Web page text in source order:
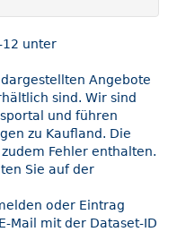
12 unter
Angebote
sind. Wir sind
und führen
zu Kaufland. Die
Fehler enthalten.
Sie auf der
oder Eintrag
Mail mit der Dataset-ID